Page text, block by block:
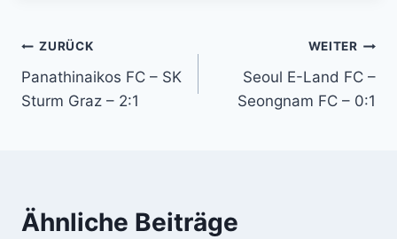
Beitragsnavigation
ZURÜCK
Panathinaikos FC – SK
Sturm Graz – 2:1
WEITER
Seoul E-Land FC –
Seongnam FC – 0:1
Ähnliche Beiträge